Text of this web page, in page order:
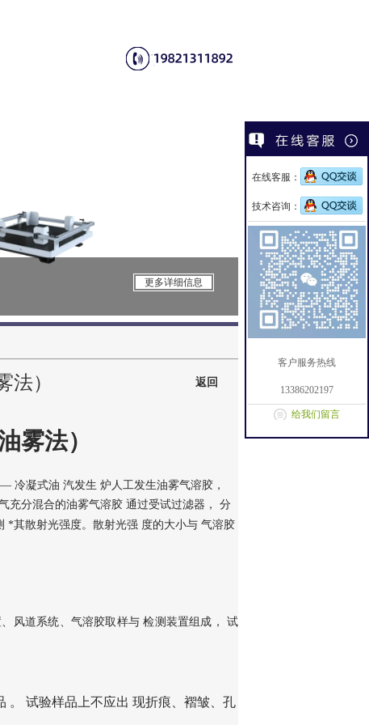
更多详细信息 CSI-H286S高配
法） 返回
雾法）
— 冷凝式油 汽发生 炉人工发生油雾气溶胶，
充分混合的油雾气溶胶 通过受试过滤器， 分
*其散射光强度。散射光强 度的大小与 气溶胶
风道系统、气溶胶取样与 检测装置组成，
试
。 试验样品上不应出 现折痕、褶皱、孔
在线客服：
技术咨询：
客户服务热线
13386202197
给我们留言